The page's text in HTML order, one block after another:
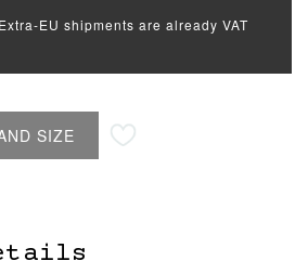
EU shipments are already VAT
SIZE